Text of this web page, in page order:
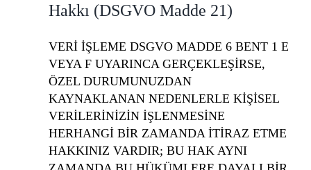
Hakkı (DSGVO Madde 21)
VERİ İŞLEME DSGVO MADDE 6 BENT 1 E
VEYA F UYARINCA GERÇEKLEŞİRSE,
ÖZEL DURUMUNUZDAN
KAYNAKLANAN NEDENLERLE KİŞİSEL
VERİLERİNİZİN İŞLENMESİNE
HERHANGİ BİR ZAMANDA İTİRAZ ETME
HAKKINIZ VARDIR; BU HAK AYNI